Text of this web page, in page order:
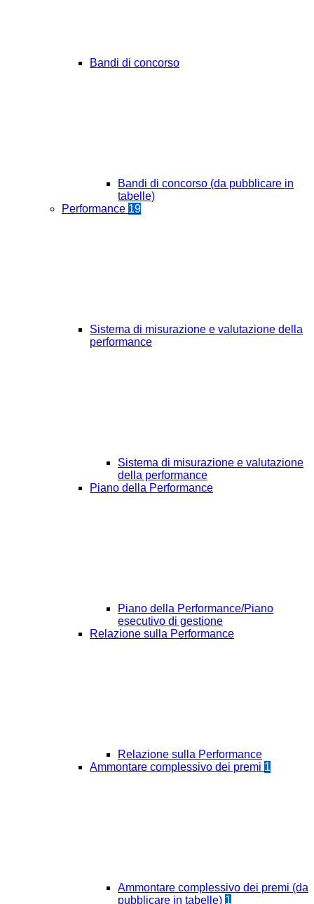
Bandi di concorso
Bandi di concorso (da pubblicare in
tabelle)
Performance 19
Sistema di misurazione e valutazione della
performance
Sistema di misurazione e valutazione
della performance
Piano della Performance
Piano della Performance/Piano
esecutivo di gestione
Relazione sulla Performance
Relazione sulla Performance
Ammontare complessivo dei premi 1
Ammontare complessivo dei premi (da
pubblicare in tabelle) 1